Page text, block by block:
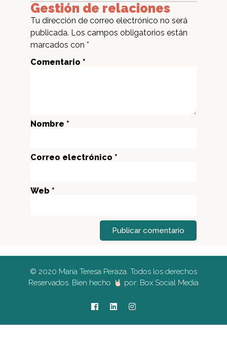
Gestión de relaciones
Tu dirección de correo electrónico no será
publicada. Los campos obligatorios están
marcados con *
Comentario *
Nombre *
Correo electrónico *
Web *
Publicar comentario
© 2020 María Teresa Peraza. Todos los derechos
Reservados. Bien hecho
por: Box Social Media